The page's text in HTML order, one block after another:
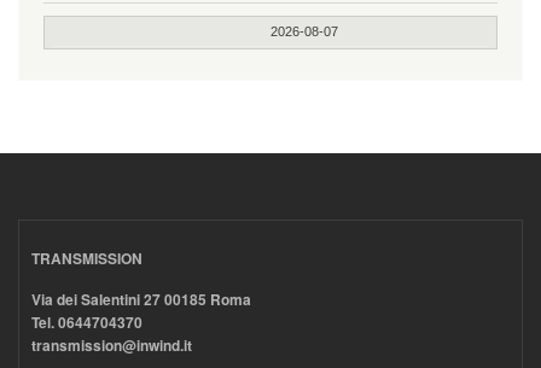
2026-08-07
TRANSMISSION
Via dei Salentini 27 00185 Roma
Tel. 0644704370
transmission@inwind.it